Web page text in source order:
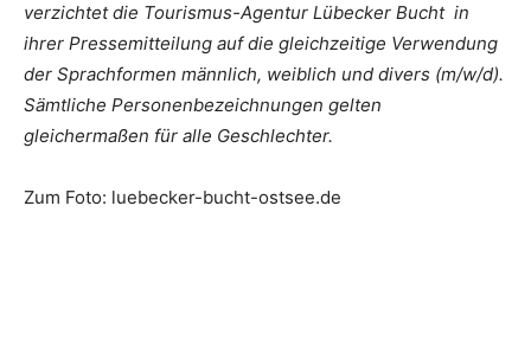
verzichtet die Tourismus-Agentur Lübecker Bucht in
ihrer Pressemitteilung auf die gleichzeitige Verwendung
der Sprachformen männlich, weiblich und divers (m/w/d).
Sämtliche Personenbezeichnungen gelten
gleichermaßen für alle Geschlechter.
Zum Foto: luebecker-bucht-ostsee.de